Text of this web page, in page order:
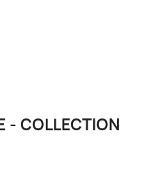
- COLLECTION